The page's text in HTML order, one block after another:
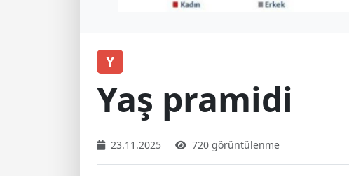
Y
Yaş pramidi
23.11.2025 720 görüntülenme